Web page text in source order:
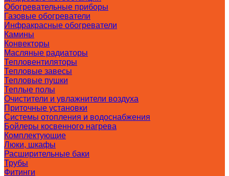
Обогревательные приборы
Газовые обогреватели
Инфракрасные обогреватели
Камины
Конвекторы
Масляные радиаторы
Тепловентиляторы
Тепловые завесы
Тепловые пушки
Теплые полы
Очистители и увлажнители воздуха
Приточные установки
Системы отопления и водоснабжения
Бойлеры косвенного нагрева
Комплектующие
Люки, шкафы
Расширительные баки
Трубы
Фитинги